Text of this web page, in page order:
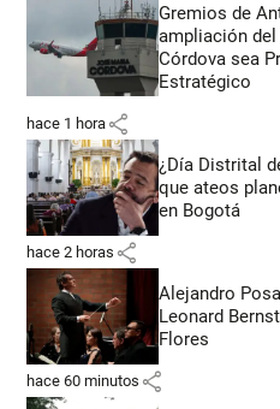
Gremios de
ampliación
Córdova sea
Estratégico
hace 1 hora share
¿Día Distrital
que ateos
en Bogotá
hace 2 horas share
Alejandro
Leonard
Flores
hace 60 minutos share